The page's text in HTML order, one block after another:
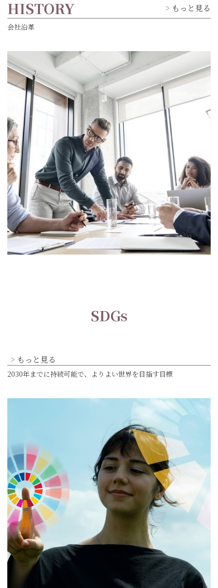
HISTORY もっと見る
会社沿革
SDGs
もっと見る
2030年までに持続可能で、よりよい世界を目指す目標